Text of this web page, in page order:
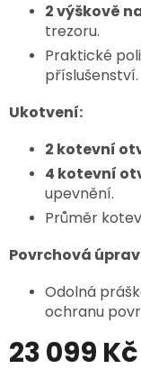
23 099 Kč
2 výškově
trezoru.
Praktické
příslušenství.
Ukotvení:
2 kotevní
4 kotevní
upevnění.
Průměr
Povrchová
Odolná
ochranu